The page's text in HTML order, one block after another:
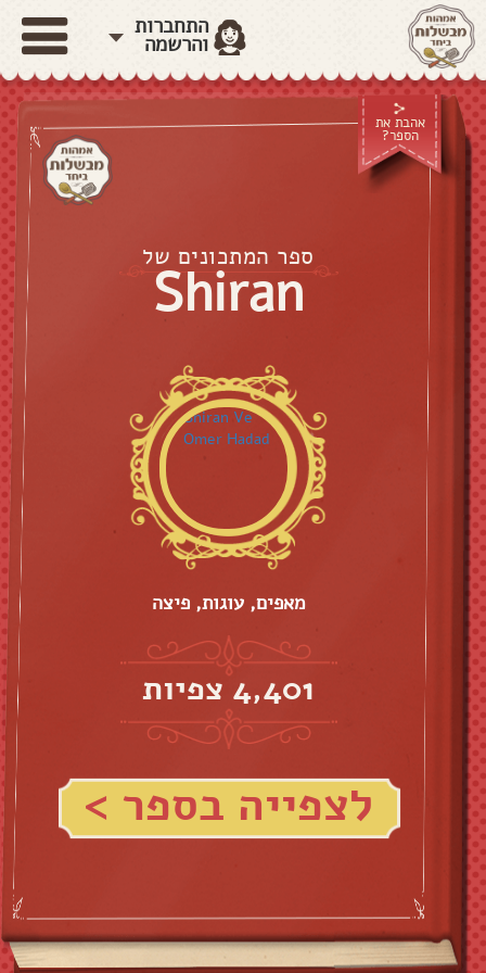
התחברות
והרשמה
אהבת את
הספר?
ספר המתכונים של
Shiran
מאפים, עוגות, פיצה
4,401 צפיות
לצפייה בספר >